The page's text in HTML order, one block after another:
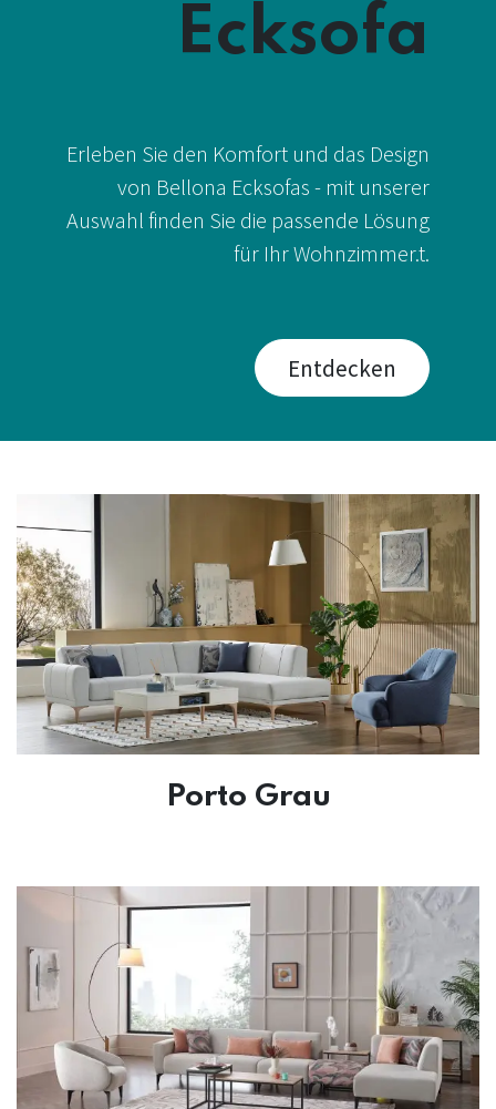
Ecksofa
Erleben Sie den Komfort und das Design
von Bellona Ecksofas - mit unserer
Auswahl finden Sie die passende Lösung
für Ihr Wohnzimmer.t.
Entdecken
Porto Grau